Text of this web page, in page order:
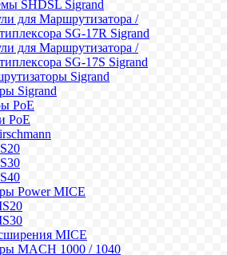
SHDSL Sigrand
для Маршрутизатора /
SG-17R Sigrand
для Маршрутизатора /
SG-17S Sigrand
Sigrand
Sigrand
PoE
PoE
Power MICE
MICE
MACH 1000 / 1040